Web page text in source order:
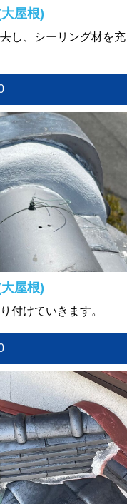
屋根)
し、シーリング材を充
屋根)
付けていきます。